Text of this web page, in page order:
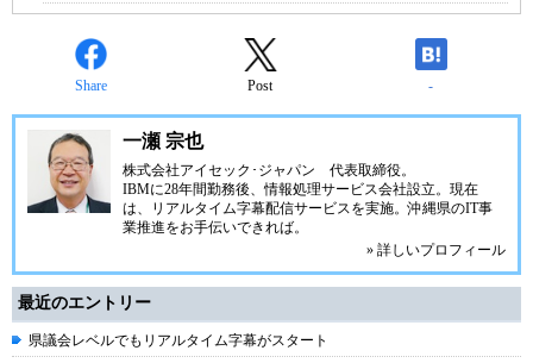
Share Post -
一瀬 宗也
株式会社アイセック･ジャパン 代表取締役。
IBMに28年間勤務後、情報処理サービス会社設立。現在
は、リアルタイム字幕配信サービスを実施。沖縄県のIT事
業推進をお手伝いできれば。
» 詳しいプロフィール
最近のエントリー
県議会レベルでもリアルタイム字幕がスタート